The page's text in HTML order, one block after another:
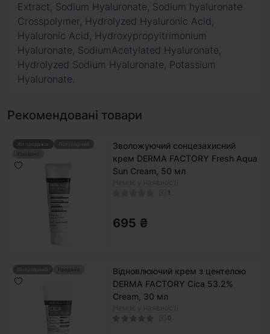
Extract, Sodium Hyaluronate, Sodium hyaluronate
Crosspolymer, Hydrolyzed Hyaluronic Acid,
Hyaluronic Acid, Hydroxypropyitrimonium
Hyaluronate, SodiumAcetylated Hyaluronate,
Hydrolyzed Sodium Hyaluronate, Potassium
Hyaluronate.
Рекомендовані товари
Хіт продажів
Продано
Зволожуючий сонцезахисний
крем DERMA FACTORY Fresh Aqua
Sun Cream, 50 мл
1
695 ₴
Продано
Відновлюючий крем з центелою
DERMA FACTORY Cica 53.2%
Cream, 30 мл
0